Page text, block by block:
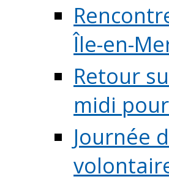
Île-en-
Retour
midi
Journée